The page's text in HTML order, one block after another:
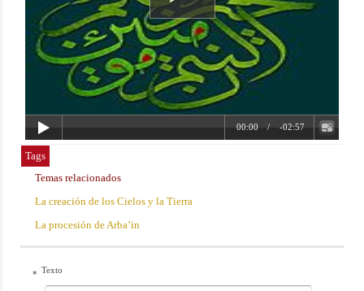
Tags
Temas relacionados
La creación de los Cielos y la Tierra
La procesión de Arba’in
* Texto